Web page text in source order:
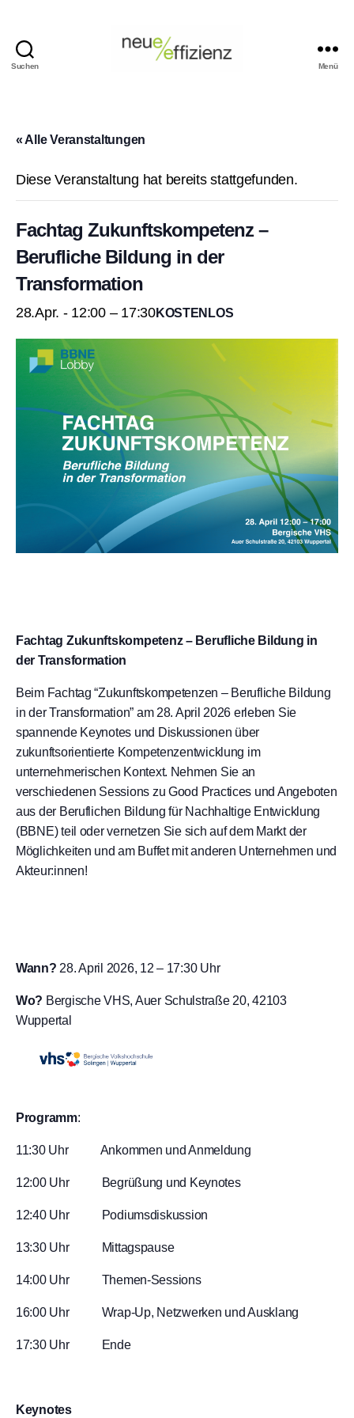
Suchen Menü
« Alle Veranstaltungen
Diese Veranstaltung hat bereits stattgefunden.
Fachtag Zukunftskompetenz –
Berufliche Bildung in der
Transformation
28.Apr. - 12:00– 17:30KOSTENLOS
Fachtag Zukunftskompetenz – Berufliche Bildung in
der Transformation
Beim Fachtag “Zukunftskompetenzen – Berufliche Bildung
in der Transformation” am 28. April 2026 erleben Sie
spannende Keynotes und Diskussionen über
zukunftsorientierte Kompetenzentwicklung im
unternehmerischen Kontext. Nehmen Sie an
verschiedenen Sessions zu Good Practices und Angeboten
aus der Beruflichen Bildung für Nachhaltige Entwicklung
(BBNE) teil oder vernetzen Sie sich auf dem Markt der
Möglichkeiten und am Buffet mit anderen Unternehmen und
Akteur:innen!
Wann? 28. April 2026, 12 – 17:30 Uhr
Wo? Bergische VHS, Auer Schulstraße 20, 42103
Wuppertal
Programm:
11:30 Uhr Ankommen und Anmeldung
12:00 Uhr Begrüßung und Keynotes
12:40 Uhr Podiumsdiskussion
13:30 Uhr Mittagspause
14:00 Uhr Themen-Sessions
16:00 Uhr Wrap-Up, Netzwerken und Ausklang
17:30 Uhr Ende
Keynotes